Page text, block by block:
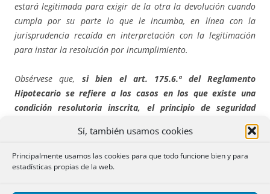
Sí, también usamos cookies
Principalmente usamos las cookies para que todo funcione bien y para
estadísticas propias de la web.
estará legitimada para exigir de la otra la devolución cuando
cumpla por su parte lo que le incumba, en línea con la
jurisprudencia recaída en interpretación con la legitimación
para instar la resolución por incumplimiento.
Obsérvese que, si bien el art. 175.6.ª del Reglamento
Hipotecario se refiere a los casos en los que existe una
condición resolutoria inscrita, el principio de seguridad
jurídica y la protección de terceros llevan a aplicar la misma
exigencia cuando la resolución deriva del ejercicio de la
acción prevista en el art. 1124 CC, con mayor motivo si cabe
dada la falta de constancia registral de la causa de